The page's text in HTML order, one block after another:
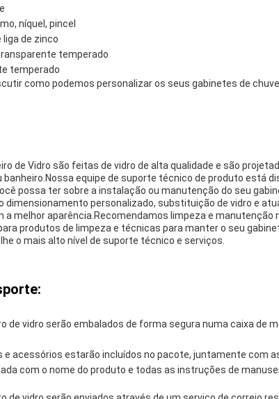
níquel, pincel
liga de zinco
temperado
temperado
como podemos personalizar os seus gabinetes de
de Vidro são feitas de vidro de alta qualidade e são
banheiro.Nossa equipe de suporte técnico de produto está
possa ter sobre a instalação ou manutenção do seu
personalizado, substituição de vidro e
melhor aparência.Recomendamos limpeza e manutenção
produtos de limpeza e técnicas para manter o seu
o mais alto nível de suporte técnico e serviços.
de vidro serão embalados de forma segura numa caixa de
e acessórios estarão incluídos no pacote, juntamente com
com o nome do produto e todas as instruções de